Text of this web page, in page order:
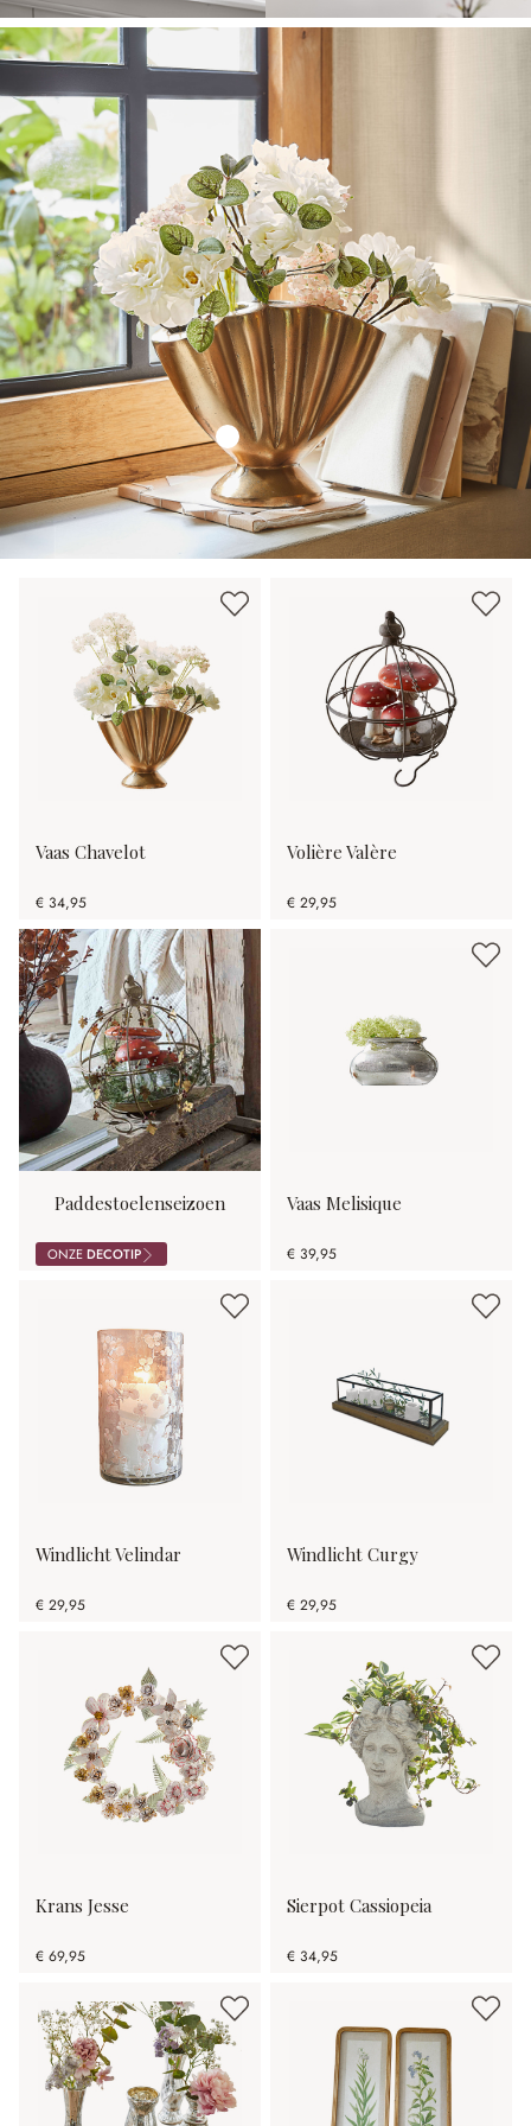
Vaas Chavelot
€ 34,95
Volière Valère
€ 29,95
ONZEDECOTIP
Paddestoelenseizoen Vaas Melisique
€ 39,95
Windlicht Velindar
€ 29,95
Windlicht Curgy
€ 29,95
Krans Jesse
€ 69,95
Sierpot Cassiopeia
€ 34,95